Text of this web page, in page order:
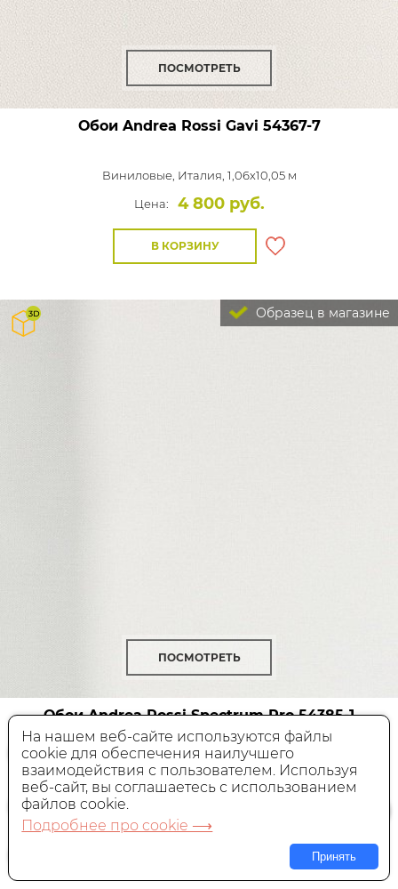
ПОСМОТРЕТЬ
Обои Andrea Rossi Gavi 54367-7
Виниловые, Италия, 1,06x10,05 м
Цена:
4 800 руб.
В КОРЗИНУ
Образец в магазине
ПОСМОТРЕТЬ
Обои Andrea Rossi Spectrum Pro54385-1
Виниловые,Италия, 1,06x10 м
Цена:
4 800 руб.
В КОРЗИНУ
На нашем веб-сайте используются файлы
cookie для обеспечения наилучшего
взаимодействия с пользователем. Используя
веб-сайт, вы соглашаетесь с использованием
файлов cookie.
Подробнее про cookie ⟶
Принять